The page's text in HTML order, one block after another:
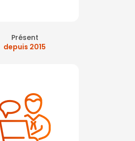
Présent
depuis 2015